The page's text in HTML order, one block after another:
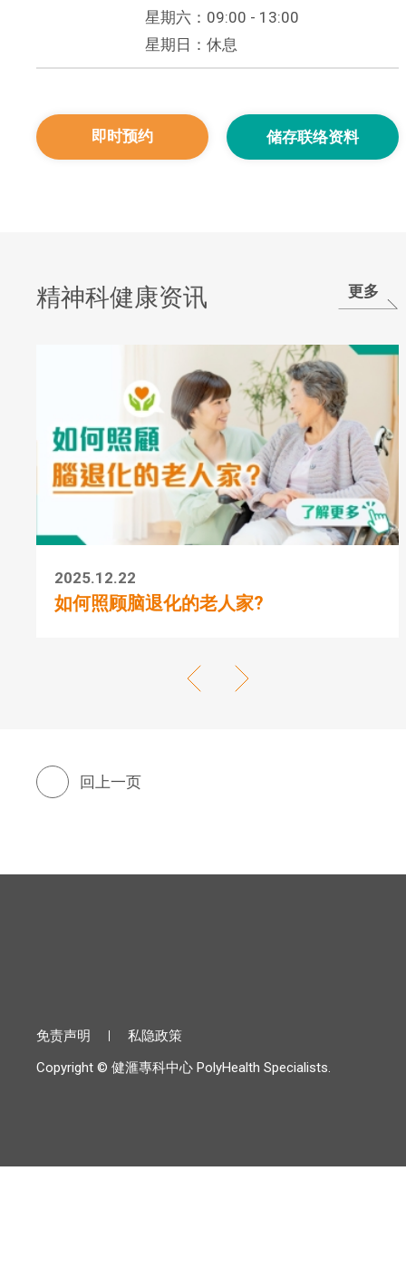
星期六：09:00 - 13:00
星期日：休息
即时预约 储存联络资料
精神科健康资讯 更多
2025.12.22
如何照顾脑退化的老人家?
回上一页
免责声明
私隐政策
Copyright © 健滙專科中心 PolyHealth Specialists.